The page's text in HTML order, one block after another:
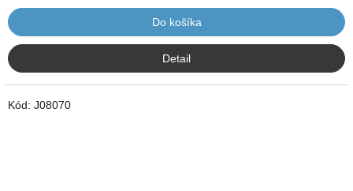
Do košíka
Detail
Kód: J08070